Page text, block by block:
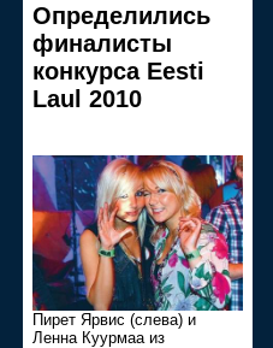
Определились
финалисты
конкурса Eesti
Laul 2010
Пирет Ярвис (слева) и
Ленна Куурмаа из